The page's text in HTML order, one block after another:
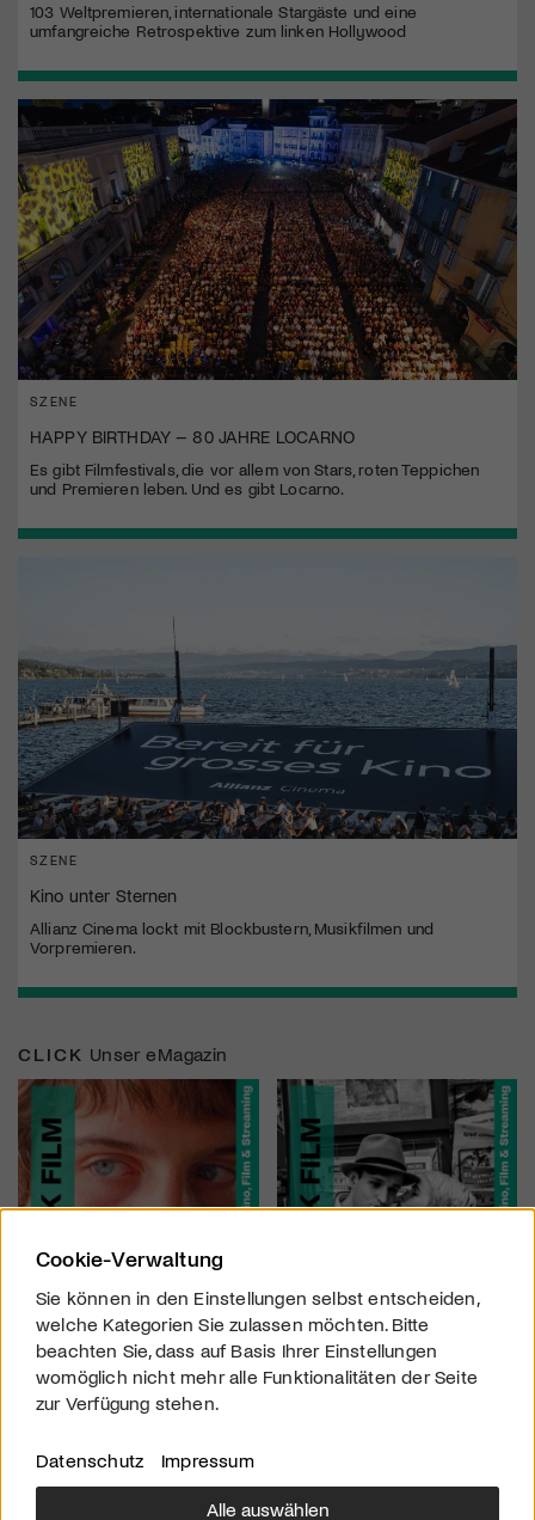
103 Weltpremieren, internationale Stargäste und eine
umfangreiche Retrospektive zum linken Hollywood
SZENE
HAPPY BIRTHDAY – 80 JAHRE LOCARNO
Es gibt Filmfestivals, die vor allem von Stars, roten Teppichen
und Premieren leben. Und es gibt Locarno.
SZENE
Kino unter Sternen
Allianz Cinema lockt mit Blockbustern, Musikfilmen und
Vorpremieren.
CLICK Unser eMagazin
Cookie-Verwaltung
Sie können in den Einstellungen selbst entscheiden,
welche Kategorien Sie zulassen möchten. Bitte
beachten Sie, dass auf Basis Ihrer Einstellungen
womöglich nicht mehr alle Funktionalitäten der Seite
zur Verfügung stehen.
Datenschutz Impressum
Alle auswählen